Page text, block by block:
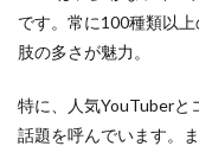
です。常に100種類以
肢の多さが魅力。
特に、人気YouTuberと
話題を呼んでいます。